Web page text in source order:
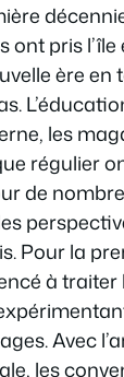
ont pris l’île
ère en
les
régulier
de
Pour la
à traiter
Avec
les